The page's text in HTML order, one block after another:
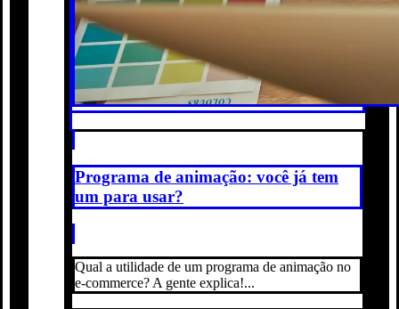
Programa de animação: você já tem
um para usar?
Qual a utilidade de um programa de animação no
e-commerce? A gente explica!...